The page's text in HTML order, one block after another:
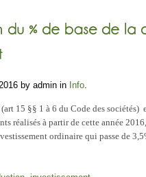
by admin in Info.
15 §§ 1 à 6 du Code des
réalisés à partir de cette année
ordinaire qui passe de